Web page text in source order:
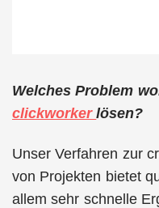
Welches Problem
clickworkerlösen?
Unser Verfahren zur
von Projekten bietet
allem sehr schnelle